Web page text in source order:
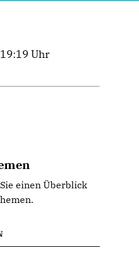
Uhr
einen Überblick